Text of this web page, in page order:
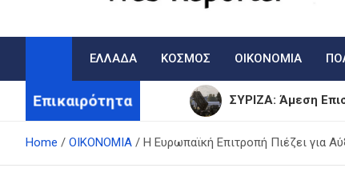
WebReporter
ΕΛΛΑΔΑ ΚΟΣΜΟΣ ΟΙΚΟΝΟΜΙΑ
Επικαιρότητα ΣΥΡΙΖΑ: Άμεση
Η Πανσέληνος του
Home ΟΙΚΟΝΟΜΙΑ Η Ευρωπαϊκή Επιτροπή Πιέζει για